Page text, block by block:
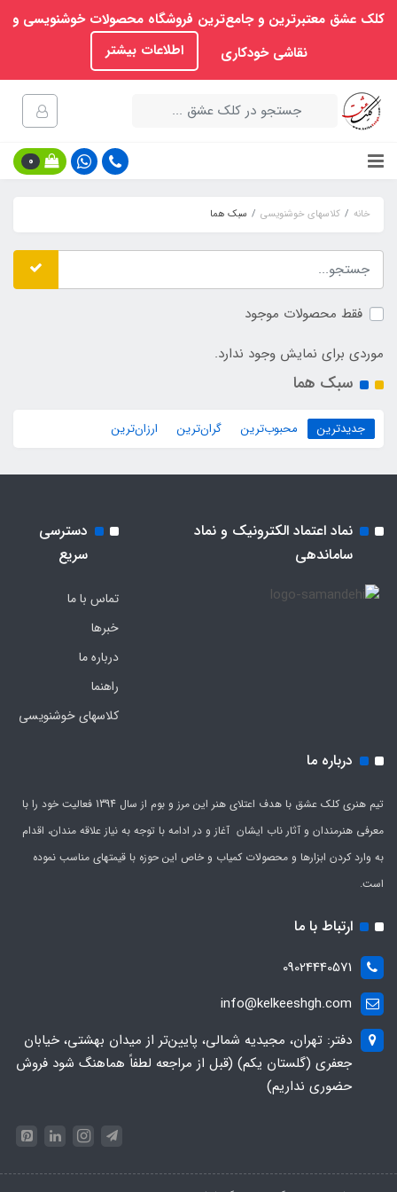
کلک عشق معتبرترین و جامع‌ترین فروشگاه محصولات خوشنویسی و
نقاشی خودکاری
اطلاعات بیشتر
0
خانه کلاسهای خوشنویسی سبک هما
فقط محصولات موجود
موردی برای نمایش وجود ندارد.
سبک هما
جدیدترین محبوب‌ترین گران‌ترین ارزان‌ترین
نماد اعتماد الکترونیک و نماد
ساماندهی
دسترسی
سریع
تماس با ما
خبرها
درباره ما
راهنما
کلاسهای خوشنویسی
درباره ما
تیم هنری کلک عشق با هدف اعتلای هنر این مرز و بوم از سال 1394 فعالیت خود را با
معرفی هنرمندان و آثار ناب ایشان آغاز و در ادامه با توجه به نیاز علاقه مندان، اقدام
به وارد کردن ابزارها و محصولات کمیاب و خاص این حوزه با قیمتهای مناسب نموده
است.
ارتباط با ما
09024440571
info@kelkeeshgh.com
دفتر: تهران، مجیدیه شمالی، پایین‌تر از میدان بهشتی، خیابان
جعفری (گلستان یکم) (قبل از مراجعه لطفاً هماهنگ شود فروش
حضوری نداریم)